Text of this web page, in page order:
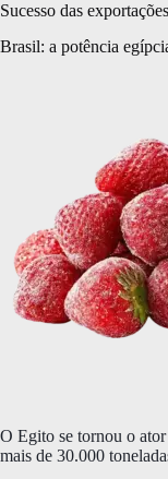
Sucesso das
Brasil: a potência
O Egito se tornou o
mais de 30.000